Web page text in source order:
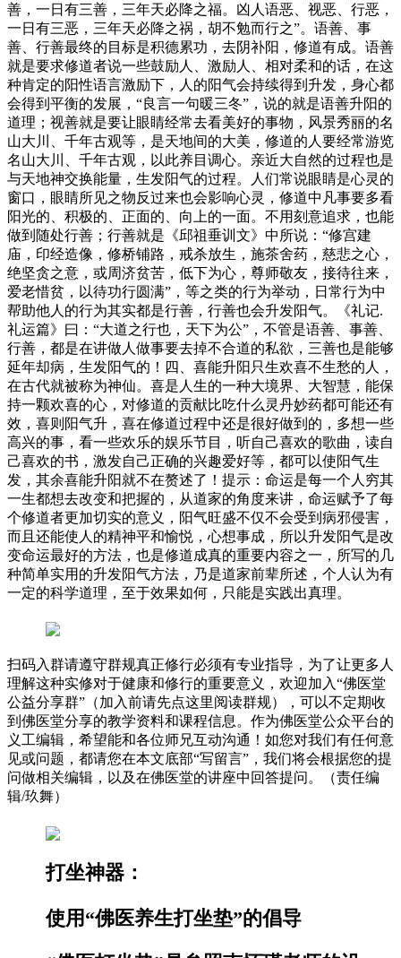
善，一日有三善，三年天必降之福。凶人语恶、视恶、行恶，
一日有三恶，三年天必降之祸，胡不勉而行之”。语善、事
善、行善最终的目标是积德累功，去阴补阳，修道有成。语善
就是要求修道者说一些鼓励人、激励人、相对柔和的话，在这
种肯定的阳性语言激励下，人的阳气会持续得到升发，身心都
会得到平衡的发展，“良言一句暖三冬”，说的就是语善升阳的
道理；视善就是要让眼睛经常去看美好的事物，风景秀丽的名
山大川、千年古观等，是天地间的大美，修道的人要经常游览
名山大川、千年古观，以此养目调心。亲近大自然的过程也是
与天地神交换能量，生发阳气的过程。人们常说眼睛是心灵的
窗口，眼睛所见之物反过来也会影响心灵，修道中凡事要多看
阳光的、积极的、正面的、向上的一面。不用刻意追求，也能
做到随处行善；行善就是《邱祖垂训文》中所说：“修宫建
庙，印经造像，修桥铺路，戒杀放生，施茶舍药，慈悲之心，
绝坚贪之意，或周济贫苦，低下为心，尊师敬友，接待往来，
爱老惜贫，以待功行圆满”，等之类的行为举动，日常行为中
帮助他人的行为其实都是行善，行善也会升发阳气。《礼记.
礼运篇》曰：“大道之行也，天下为公”，不管是语善、事善、
行善，都是在讲做人做事要去掉不合道的私欲，三善也是能够
延年却病，生发阳气的！四、喜能升阳只生欢喜不生愁的人，
在古代就被称为神仙。喜是人生的一种大境界、大智慧，能保
持一颗欢喜的心，对修道的贡献比吃什么灵丹妙药都可能还有
效，喜则阳气升，喜在修道过程中还是很好做到的，多想一些
高兴的事，看一些欢乐的娱乐节目，听自己喜欢的歌曲，读自
己喜欢的书，激发自己正确的兴趣爱好等，都可以使阳气生
发，其余喜能升阳就不在赘述了！提示：命运是每一个人穷其
一生都想去改变和把握的，从道家的角度来讲，命运赋予了每
个修道者更加切实的意义，阳气旺盛不仅不会受到病邪侵害，
而且还能使人的精神平和愉悦，心想事成，所以升发阳气是改
变命运最好的方法，也是修道成真的重要内容之一，所写的几
种简单实用的升发阳气方法，乃是道家前辈所述，个人认为有
一定的科学道理，至于效果如何，只能是实践出真理。
扫码入群请遵守群规真正修行必须有专业指导，为了让更多人
理解这种实修对于健康和修行的重要意义，欢迎加入“佛医堂
公益分享群”（加入前请先点这里阅读群规），可以不定期收
到佛医堂分享的教学资料和课程信息。作为佛医堂公众平台的
义工编辑，希望能和各位师兄互动沟通！如您对我们有任何意
见或问题，都请您在本文底部“写留言”，我们将会根据您的提
问做相关编辑，以及在佛医堂的讲座中回答提问。（责任编
辑/玖舞）
打坐神器：
使用“佛医养生打坐垫”的倡导